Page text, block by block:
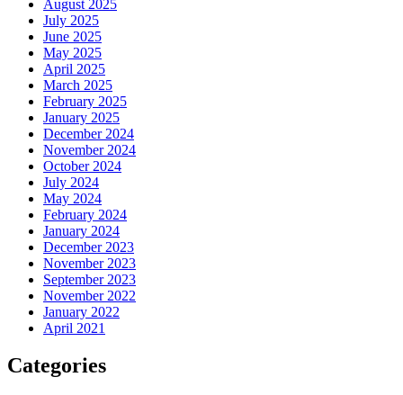
August 2025
July 2025
June 2025
May 2025
April 2025
March 2025
February 2025
January 2025
December 2024
November 2024
October 2024
July 2024
May 2024
February 2024
January 2024
December 2023
November 2023
September 2023
November 2022
January 2022
April 2021
Categories